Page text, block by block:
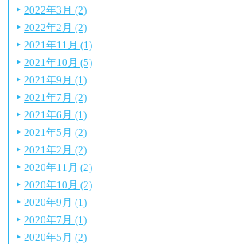
2022年3月 (2)
2022年2月 (2)
2021年11月 (1)
2021年10月 (5)
2021年9月 (1)
2021年7月 (2)
2021年6月 (1)
2021年5月 (2)
2021年2月 (2)
2020年11月 (2)
2020年10月 (2)
2020年9月 (1)
2020年7月 (1)
2020年5月 (2)